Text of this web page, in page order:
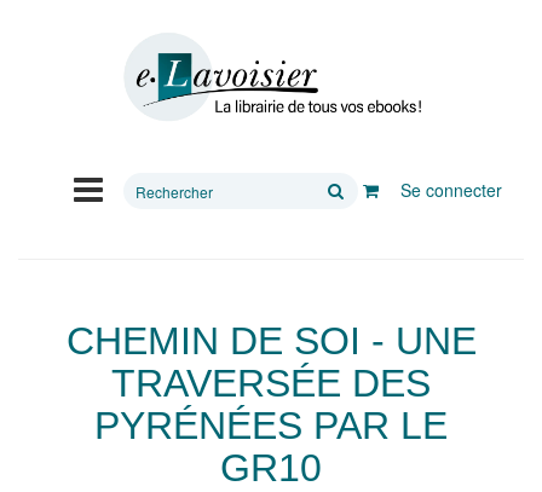
Rechercher
Se connecter
CHEMIN DE SOI - UNE
TRAVERSÉE DES
PYRÉNÉES PAR LE
GR10